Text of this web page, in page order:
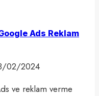
Ads Reklam
02/2024
ve reklam verme